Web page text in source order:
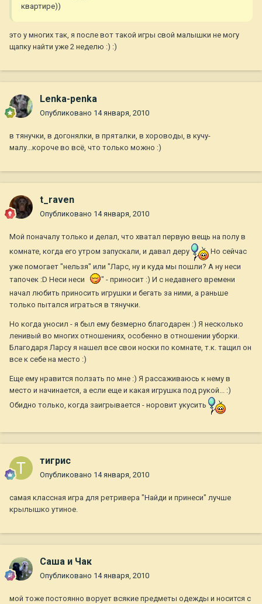
квартире))
это у многих так, я после вот такой игры свой малышки не могу
щапку найти уже 2 неделю :) :)
Lenka-penka
Опубликовано 14 января, 2010
в тянучки, в догонялки, в пряталки, в хороводы, в кучу-
малу...короче во всё, что только можно :)
t_raven
Опубликовано 14 января, 2010
Мой поначалу только и делал, что хватал первую вещь на полу в
комнате, когда его утром запускали, и давал деру
Но сейчас
уже помогает "нельзя" или "Ларс, ну и куда мы пошли? А ну неси
тапочек :D Неси неси
" - приносит :) И с недавнего времени
начал любить приносить игрушки и бегать за ними, а раньше
только пытался играться в тянучки.
Но когда уносил - я был ему безмерно благодарен :) Я несколько
ленивый во многих отношениях, особенно в отношении уборки.
Благодаря Ларсу я нашел все свои носки по комнате, т.к. тащил он
все к себе на место :)
Еще ему нравится ползать по мне :) Я рассаживаюсь к нему в
место и начинается, а если еще и какая игрушка под рукой... :)
Обидно только, когда заигрывается - норовит укусить
тигрис
Опубликовано 14 января, 2010
самая классная игра для ретривера "Найди и принеси" лучше
крылышко утиное.
Саша и Чак
Опубликовано 14 января, 2010
мой тоже постоянно ворует всякие предметы одежды и носится с